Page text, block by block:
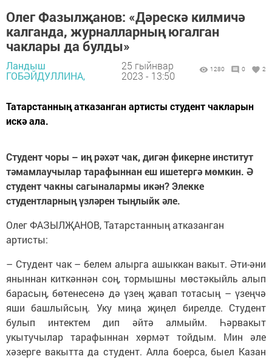
Олег Фазылҗанов: «Дәрескә килмичә
калганда, журналларның югалган
чаклары да булды»
Ландыш
ГОБӘЙДУЛЛИНА,
25 гыйнвар
2023 - 13:50
1280 0 2
Татарстанның атказанган артисты студент чакларын
искә ала.
Студент чоры – иң рәхәт чак, дигән фикерне институт
тәмамлаучылар тарафыннан еш ишетергә мөмкин. Ә
студент чакны сагыналармы икән? Элекке
студентларның үзләрен тыңлыйк әле.
Олег ФАЗЫЛҖАНОВ, Татарстанның атказанган
артисты:
– Студент чак – белем алырга ашыккан вакыт. Әти-әни
яныннан киткәннән соң, тормышны мөстәкыйль алып
барасың, бөтенесенә дә үзең җавап тотасың – үзеңчә
яши башлыйсың. Уку миңа җиңел бирелде. Студент
булып интектем дип әйтә алмыйм. Һәрвакыт
укытучылар тарафыннан хөрмәт тойдым. Мин әле
хәзерге вакытта да студент. Алла боерса, быел Казан